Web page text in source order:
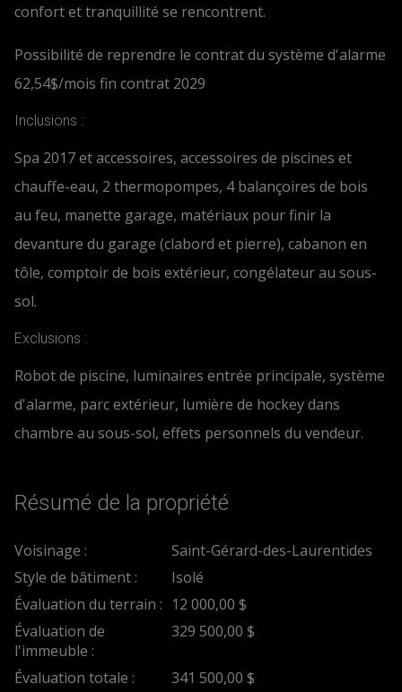
confort et tranquillité se rencontrent.
Possibilité de reprendre le contrat du système d'alarme
62,54$/mois fin contrat 2029
Inclusions :
Spa 2017 et accessoires, accessoires de piscines et
chauffe-eau, 2 thermopompes, 4 balançoires de bois
au feu, manette garage, matériaux pour finir la
devanture du garage (clabord et pierre), cabanon en
tôle, comptoir de bois extérieur, congélateur au sous-
sol.
Exclusions :
Robot de piscine, luminaires entrée principale, système
d'alarme, parc extérieur, lumière de hockey dans
chambre au sous-sol, effets personnels du vendeur.
Résumé de la propriété
Voisinage :
Saint-Gérard-des-Laurentides
Style de bâtiment :
Isolé
Évaluation du terrain : 12 000,00 $
Évaluation de
l'immeuble :
329 500,00 $
Évaluation totale :
341 500,00 $